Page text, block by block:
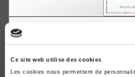
Ce site web utilise des cookies
Les cookies nous permettent de
Entre Kant et Kosovo
Anne-Marie Le Gloannec,